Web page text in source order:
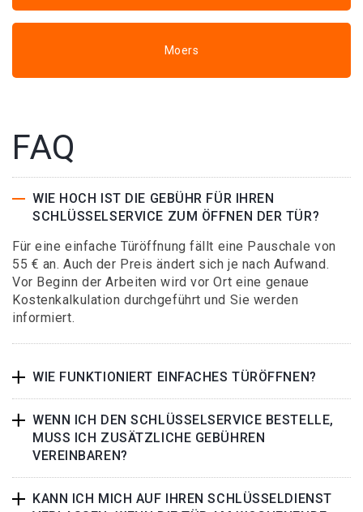
Moers
FAQ
WIE HOCH IST DIE GEBÜHR FÜR IHREN
SCHLÜSSELSERVICE ZUM ÖFFNEN DER TÜR?
Für eine einfache Türöffnung fällt eine Pauschale von
55 € an. Auch der Preis ändert sich je nach Aufwand.
Vor Beginn der Arbeiten wird vor Ort eine genaue
Kostenkalkulation durchgeführt und Sie werden
informiert.
WIE FUNKTIONIERT EINFACHES TÜRÖFFNEN?
WENN ICH DEN SCHLÜSSELSERVICE BESTELLE,
MUSS ICH ZUSÄTZLICHE GEBÜHREN
VEREINBAREN?
KANN ICH MICH AUF IHREN SCHLÜSSELDIENST